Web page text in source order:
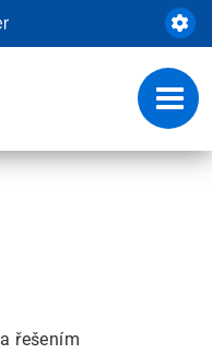
řešením